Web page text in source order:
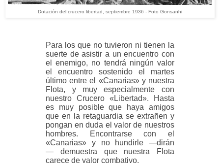
Dotación del crucero libertad, septiembre 1936 - Foto Gonsanhi
Para los que no tuvieron ni tienen la
suerte de asistir a un encuentro con
el enemigo, no tendrá ningún valor
el encuentro sostenido el martes
último entre el «Canarias» y nuestra
Flota, y muy especialmente con
nuestro Crucero «Libertad». Hasta
es muy posible que haya amigos
que en la retaguardia se extrañen y
pongan en duda el valor de nuestros
hombres. Encontrarse con el
«Canarias» y no hundirle —dirán
— demuestra que nuestra Flota
carece de valor combativo.